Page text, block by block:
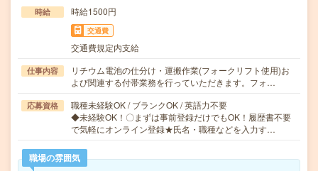
時給 時給1500円
交通費
交通費規定内支給
仕事内容
リチウム電池の仕分け・運搬作業(フォークリフト使用)お
よび関連する付帯業務を行っていただきます。フォ…
応募資格
職種未経験OK / ブランクOK / 英語力不要
◆未経験OK！〇まずは事前登録だけでもOK！履歴書不要
で気軽にオンライン登録★氏名・職種などを入力す…
職場の雰囲気